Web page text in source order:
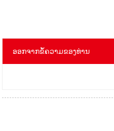
ອອກຈາກຂໍ້ຄວາມຂອງທ່ານ